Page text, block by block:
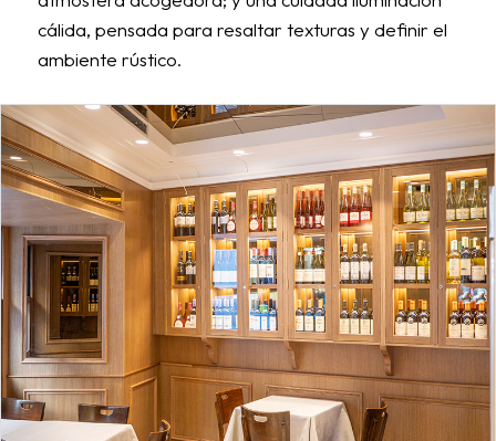
cálida, pensada para resaltar texturas y definir el
ambiente rústico.